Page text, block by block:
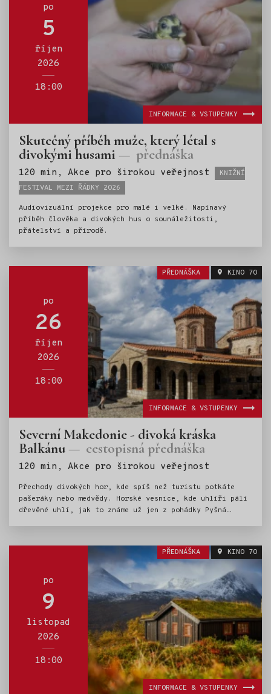
po
5
říjen
2026
18:00
Skutečný příběh muže, který létal s
divokými husami přednáška
120 min, Akce pro širokou veřejnost Štítky:
KNIŽNÍ
FESTIVAL MEZI ŘÁDKY 2026
Audiovizuální projekce pro malé i velké. Napínavý
příběh člověka a divokých hus o sounáležitosti,
přátelství a přírodě.
INFORMACE & VSTUPENKY
po
26
říjen
2026
18:00
PŘEDNÁŠKA KINO 70
Severní Makedonie - divoká kráska
Balkánu cestopisná přednáška
120 min, Akce pro širokou veřejnost
Přechody divokých hor, kde spíš než turistu potkáte
pašeráky nebo medvědy. Horské vesnice, kde uhlíři pálí
dřevěné uhlí, jak to známe už jen z pohádky Pyšná
úchvatné kaňony, výborná makedonská kuchyně a srdeční
lidé. To vše v přednášce Pavly Bičíkové.
INFORMACE & VSTUPENKY
po
9
listopad
2026
18:00
PŘEDNÁŠKA KINO 70
INFORMACE & VSTUPENKY